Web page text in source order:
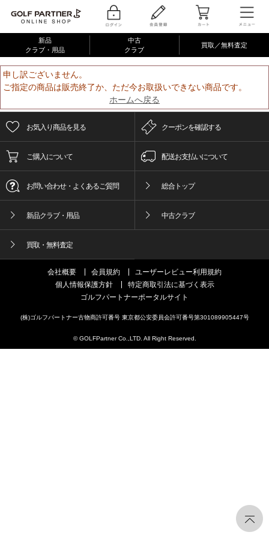
新品
クラブ・用品
中古
クラブ
買取／無料査定
申し訳ございません。
ご指定の商品は販売終了か、ただ今お取扱いできない商品です。
ホームへ戻る
お気入り商品を見る クーポンを確認する
ご購入について 配送お支払いについて
お問い合わせ・よくあるご質問 総合トップ
新品クラブ・用品 中古クラブ
買取・無料査定
会社概要 会員規約
ユーザーレビュー利用規約
個人情報保護方針
特定商取引法に基づく表示
ゴルフパートナーポータルサイト
(株)ゴルフパートナー古物商許可番号 東京都公安委員会許可番号第301089905447号
© GOLFPartner Co.,LTD. All Right Reserved.